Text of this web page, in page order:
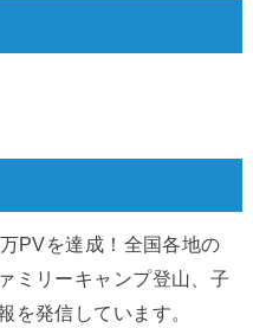
PVを達成！全国各地の
ミリーキャンプ登山、子
を発信しています。